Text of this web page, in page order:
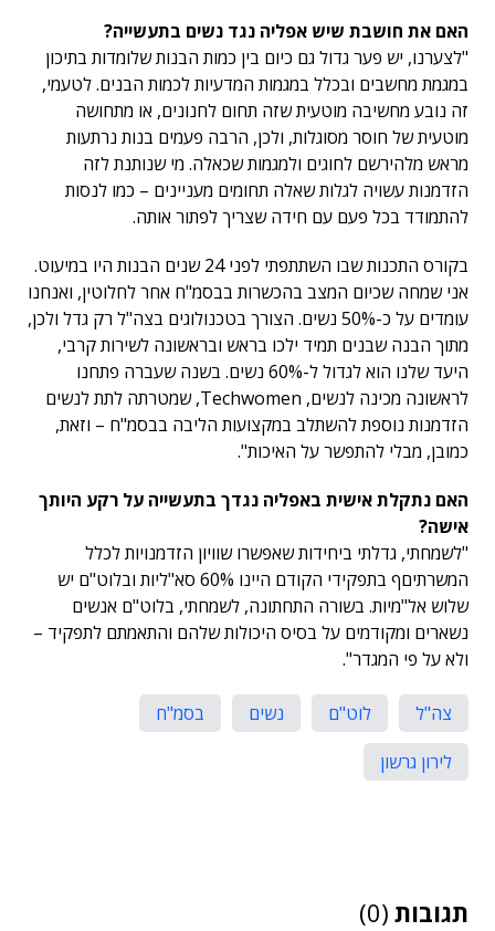
האם את חושבת שיש אפליה נגד נשים בתעשייה?
"לצערנו, יש פער גדול גם כיום בין כמות הבנות שלומדות בתיכון
במגמת מחשבים ובכלל במגמות המדעיות לכמות הבנים. לטעמי,
זה נובע מחשיבה מוטעית שזה תחום לחנונים, או מתחושה
מוטעית של חוסר מסוגלות, ולכן, הרבה פעמים בנות נרתעות
מראש מלהירשם לחוגים ולמגמות שכאלה. מי שנותנת לזה
הזדמנות עשויה לגלות שאלה תחומים מעניינים – כמו לנסות
להתמודד בכל פעם עם חידה שצריך לפתור אותה.
בקורס התכנות שבו השתתפתי לפני 24 שנים הבנות היו במיעוט.
אני שמחה שכיום המצב בהכשרות בבסמ"ח אחר לחלוטין, ואנחנו
עומדים על כ-50% נשים. הצורך בטכנולוגים בצה"ל רק גדל ולכן,
מתוך הבנה שבנים תמיד ילכו בראש ובראשונה לשירות קרבי,
היעד שלנו הוא לגדול ל-60% נשים. בשנה שעברה פתחנו
לראשונה מכינה לנשים, Techwomen, שמטרתה לתת לנשים
הזדמנות נוספת להשתלב במקצועות הליבה בבסמ"ח – וזאת,
כמובן, מבלי להתפשר על האיכות".
האם נתקלת אישית באפליה נגדך בתעשייה על רקע היותך
אישה?
"לשמחתי, גדלתי ביחידות שאפשרו שוויון הזדמנויות לכלל
המשרתיםף בתפקידי הקודם היינו 60% סא"ליות ובלוט"ם יש
שלוש אל"מיות. בשורה התחתונה, לשמחתי, בלוט"ם אנשים
נשארים ומקודמים על בסיס היכולות שלהם והתאמתם לתפקיד –
ולא על פי המגדר".
צה"ל לוט"ם נשים
בסמ"ח
לירון גרשון
תגובות (0)